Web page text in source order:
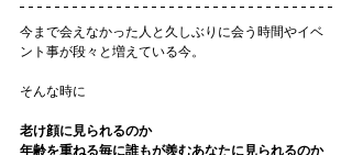
今まで会えなかった人と久しぶりに会う時間やイベ
ント事が段々と増えている今。
そんな時に
老け顔に見られるのか
年齢を重ねる毎に誰もが羨むあなたに見られるのか